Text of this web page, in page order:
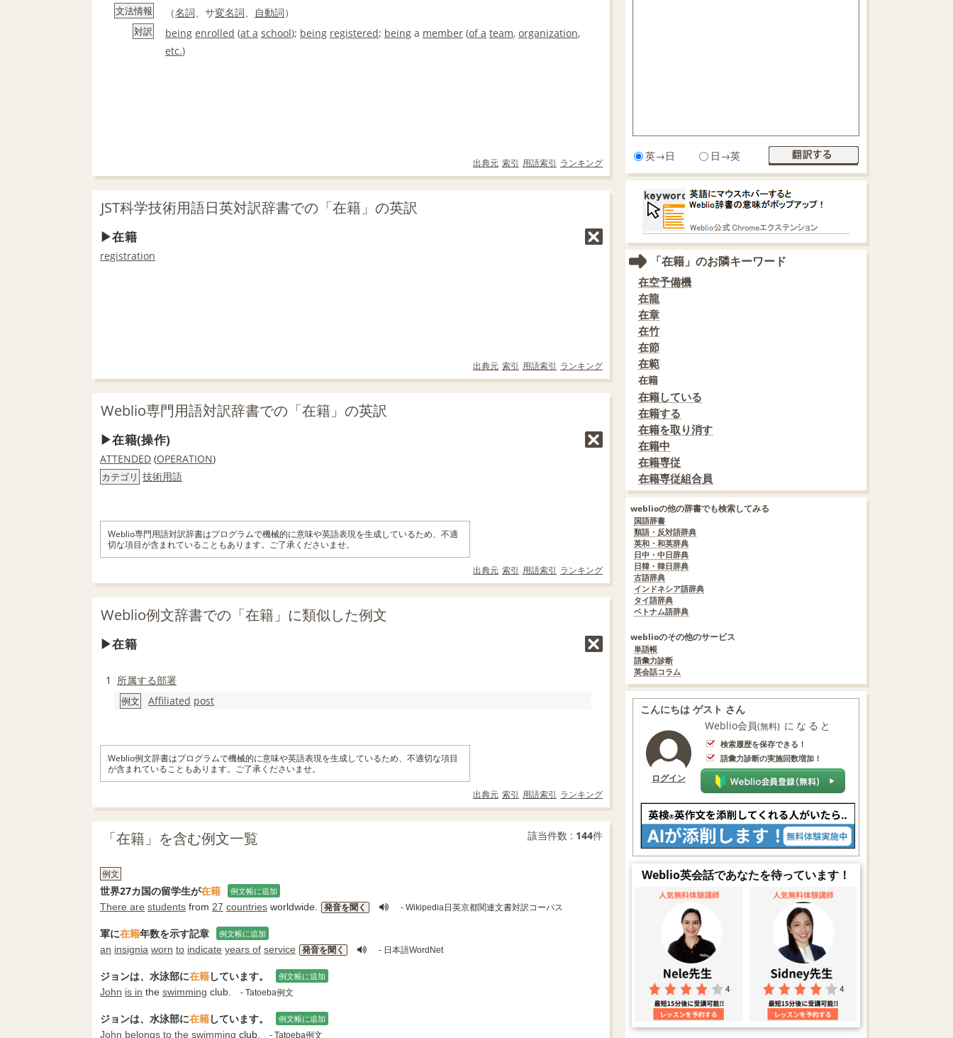
文法情報 （名詞 、サ変名詞 自動詞）
対訳 being enrolled (at a school); being registered; being a member (of a team, organization,
etc.)
出典元 索引 用語索引 ランキング
JST科学技術用語日英対訳辞書での「在籍」の英訳
在籍
registration
出典元 索引 用語索引 ランキング
Weblio専門用語対訳辞書での「在籍」の英訳
在籍(操作)
ATTENDED (OPERATION)
カテゴリ 技術用語
Weblio専門用語対訳辞書はプログラムで機械的に意味や英語表現を生成しているため、不適
切な項目が含まれていることもあります。ご了承くださいませ。
出典元 索引 用語索引 ランキング
Weblio例文辞書での「在籍」に類似した例文
在籍
1 所属する部署
例文 Affiliated post
Weblio例文辞書はプログラムで機械的に意味や英語表現を生成しているため、不適切な項目
が含まれていることもあります。ご了承くださいませ。
出典元 索引 用語索引 ランキング
「在籍」を含む例文一覧 該当件数 : 144件
例文
世界27カ国の留学生が在籍 例文帳に追加
There are students from 27 countries worldwide. 発音を聞く - Wikipedia日英京都関連文書対訳コーパス
軍に在籍年数を示す記章 例文帳に追加
an insignia worn to indicate years of service 発音を聞く - 日本語WordNet
ジョンは、水泳部に在籍しています。 例文帳に追加
John is in the swimming club. - Tatoeba例文
ジョンは、水泳部に在籍しています。 例文帳に追加
John belongs to the swimming club. - Tatoeba例文
英→日 日→英
「在籍」のお隣キーワード
在空予備機
在龍
在章
在竹
在節
在範
在籍
在籍している
在籍する
在籍を取り消す
在籍中
在籍専従
在籍専従組合員
weblioの他の辞書でも検索してみる
国語辞書
類語・反対語辞典
英和・和英辞典
日中・中日辞典
日韓・韓日辞典
古語辞典
インドネシア語辞典
タイ語辞典
ベトナム語辞典
weblioのその他のサービス
単語帳
語彙力診断
英会話コラム
こんにちは ゲスト さん
ログイン
Weblio会員(無料) になると
検索履歴を保存できる！
語彙力診断の実施回数増加！
Weblio英会話であなたを待っています！